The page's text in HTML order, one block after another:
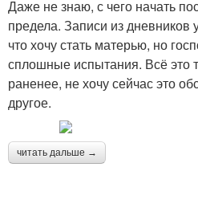
Даже не знаю, с чего начать
предела. Записи из дневников
что хочу стать матерью, но
сплошные испытания. Всё это
раненее, не хочу сейчас это
другое.
читать дальше →